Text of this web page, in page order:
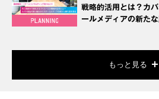
戦略的活用とは？カ
ールメディアの新た
もっと見る